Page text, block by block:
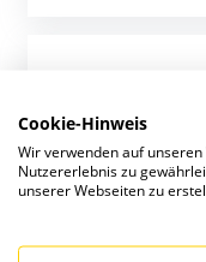
Cookie-Hinweis
Wir verwenden auf
Nutzererlebnis zu
unserer Webseiten zu